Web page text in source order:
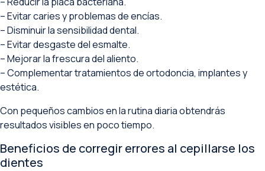
– Evitar caries y problemas de encías.
– Disminuir la sensibilidad dental.
– Evitar desgaste del esmalte.
– Mejorar la frescura del aliento.
– Complementar tratamientos de ortodoncia, implantes y
estética.
Con pequeños cambios en la rutina diaria obtendrás
resultados visibles en poco tiempo.
Beneficios de corregir errores al cepillarse los
dientes